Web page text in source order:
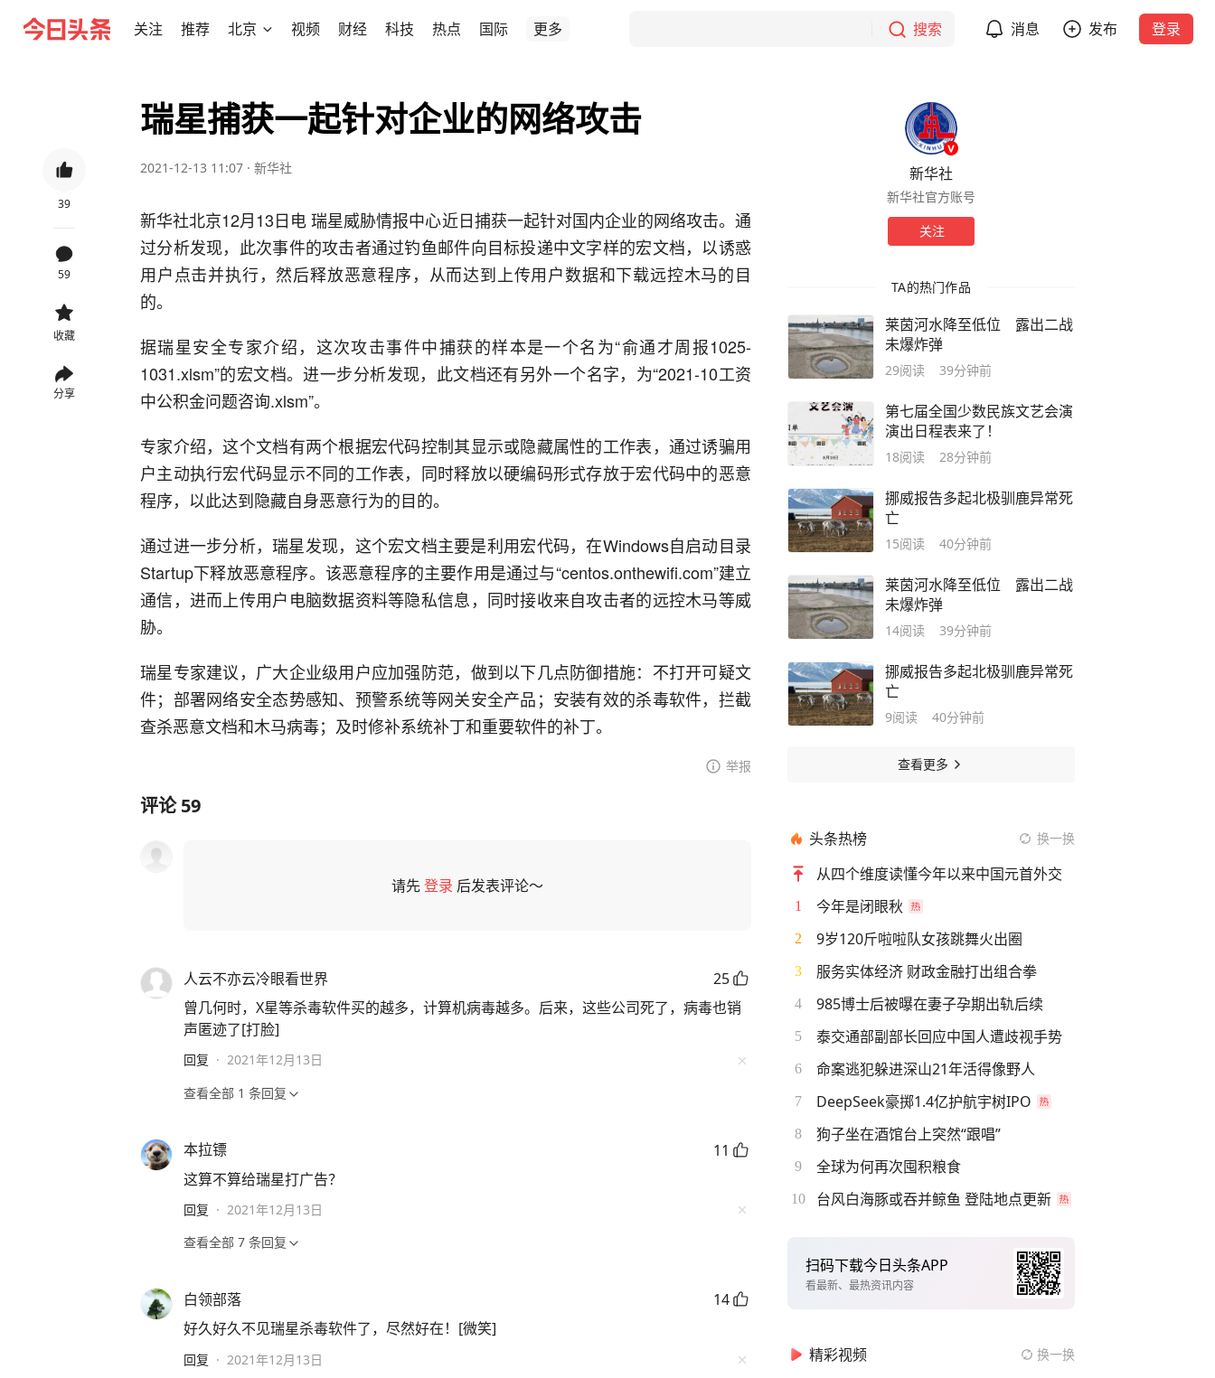
关注 推荐 北京 视频 财经 科技 热点 国际 更多 搜索 消息 发布 登录
39
59
收藏
分享
瑞星捕获一起针对企业的网络攻击
2021-12-13 11:07 · 新华社
新华社北京12月13日电 瑞星威胁情报中心近日捕获一起针对国内企业的网络攻击。通
过分析发现，此次事件的攻击者通过钓鱼邮件向目标投递中文字样的宏文档，以诱惑
用户点击并执行，然后释放恶意程序，从而达到上传用户数据和下载远控木马的目
的。
据瑞星安全专家介绍，这次攻击事件中捕获的样本是一个名为“俞通才周报1025-
1031.xlsm”的宏文档。进一步分析发现，此文档还有另外一个名字，为“2021-10工资
中公积金问题咨询.xlsm”。
专家介绍，这个文档有两个根据宏代码控制其显示或隐藏属性的工作表，通过诱骗用
户主动执行宏代码显示不同的工作表，同时释放以硬编码形式存放于宏代码中的恶意
程序，以此达到隐藏自身恶意行为的目的。
通过进一步分析，瑞星发现，这个宏文档主要是利用宏代码，在Windows自启动目录
Startup下释放恶意程序。该恶意程序的主要作用是通过与“centos.onthewifi.com”建立
通信，进而上传用户电脑数据资料等隐私信息，同时接收来自攻击者的远控木马等威
胁。
瑞星专家建议，广大企业级用户应加强防范，做到以下几点防御措施：不打开可疑文
件；部署网络安全态势感知、预警系统等网关安全产品；安装有效的杀毒软件，拦截
查杀恶意文档和木马病毒；及时修补系统补丁和重要软件的补丁。
举报
评论59
请先登录 后发表评论～
人云不亦云冷眼看世界
25
曾几何时，X星等杀毒软件买的越多，计算机病毒越多。后来，这些公司死了，病毒也销
声匿迹了[打脸]
回复 · 2021年12月13日
查看全部 1 条回复
本拉镖
11
这算不算给瑞星打广告？
回复 · 2021年12月13日
查看全部 7 条回复
白领部落
14
好久好久不见瑞星杀毒软件了，尽然好在！[微笑]
回复 · 2021年12月13日
新华社
新华社官方账号
关注
TA的热门作品
莱茵河水降至低位 露出二战
未爆炸弹
29阅读 39分钟前
第七届全国少数民族文艺会演
演出日程表来了！
18阅读 28分钟前
挪威报告多起北极驯鹿异常死
亡
15阅读 40分钟前
莱茵河水降至低位 露出二战
未爆炸弹
14阅读 39分钟前
挪威报告多起北极驯鹿异常死
亡
9阅读 40分钟前
查看更多
头条热榜 换一换
从四个维度读懂今年以来中国元首外交
1 今年是闭眼秋
2 9岁120斤啦啦队女孩跳舞火出圈
3 服务实体经济 财政金融打出组合拳
4 985博士后被曝在妻子孕期出轨后续
5 泰交通部副部长回应中国人遭歧视手势
6 命案逃犯躲进深山21年活得像野人
7 DeepSeek豪掷1.4亿护航宇树IPO
8 狗子坐在酒馆台上突然“跟唱”
9 全球为何再次囤积粮食
10 台风白海豚或吞并鲸鱼 登陆地点更新
扫码下载今日头条APP
看最新、最热资讯内容
精彩视频 换一换